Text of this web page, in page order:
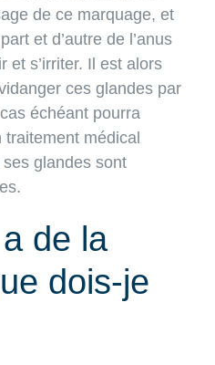
de ce marquage, et
et d’autre de l’anus
et s’irriter. Il est alors
ces glandes par
échéant pourra
médical
glandes sont
de la
dois-je